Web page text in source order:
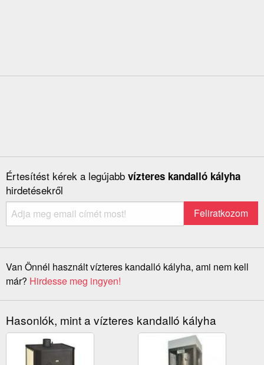
Értesítést kérek a legújabb vízteres kandalló kályha
hirdetésekről
Van Önnél használt vízteres kandalló kályha, ami nem kell
már? Hirdesse meg ingyen!
Hasonlók, mint a vízteres kandalló kályha